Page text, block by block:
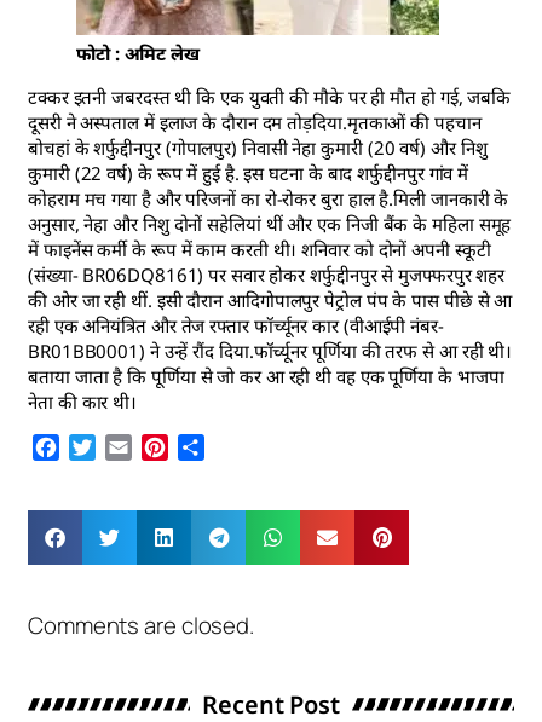
फोटो : अमिट लेख
टक्कर इतनी जबरदस्त थी कि एक युवती की मौके पर ही मौत हो गई, जबकि
दूसरी ने अस्पताल में इलाज के दौरान दम तोड़दिया.मृतकाओं की पहचान
बोचहां के शर्फुद्दीनपुर (गोपालपुर) निवासी नेहा कुमारी (20 वर्ष) और निशु
कुमारी (22 वर्ष) के रूप में हुई है. इस घटना के बाद शर्फुद्दीनपुर गांव में
कोहराम मच गया है और परिजनों का रो-रोकर बुरा हाल है.मिली जानकारी के
अनुसार, नेहा और निशु दोनों सहेलियां थीं और एक निजी बैंक के महिला समूह
में फाइनेंस कर्मी के रूप में काम करती थी। शनिवार को दोनों अपनी स्कूटी
(संख्या- BR06DQ8161) पर सवार होकर शर्फुद्दीनपुर से मुजफ्फरपुर शहर
की ओर जा रही थीं. इसी दौरान आदिगोपालपुर पेट्रोल पंप के पास पीछे से आ
रही एक अनियंत्रित और तेज रफ्तार फॉर्च्यूनर कार (वीआईपी नंबर-
BR01BB0001) ने उन्हें रौंद दिया.फॉर्च्यूनर पूर्णिया की तरफ से आ रही थी।
बताया जाता है कि पूर्णिया से जो कर आ रही थी वह एक पूर्णिया के भाजपा
नेता की कार थी।
Facebook
Twitter
Email Pinterest
Comments are closed.
Recent Post